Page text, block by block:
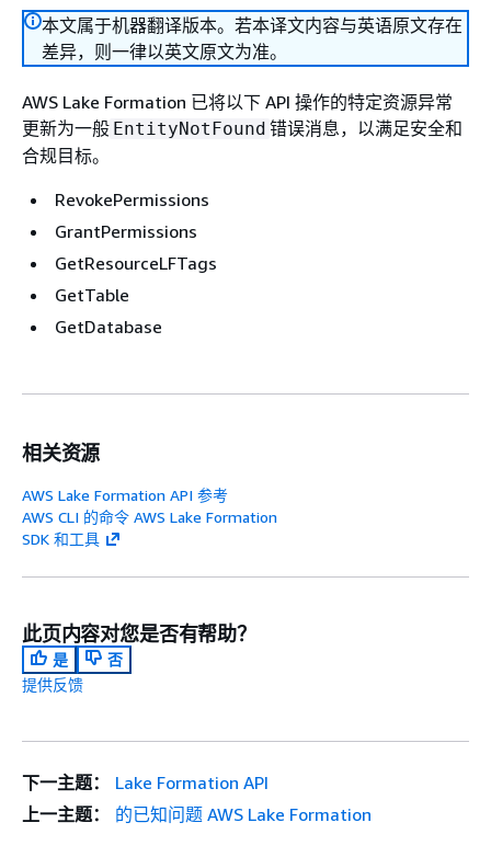
本文属于机器翻译版本。若本译文内容与英语原文存在
差异，则一律以英文原文为准。
AWS Lake Formation 已将以下 API 操作的特定资源异常
更新为一般 EntityNotFound 错误消息，以满足安全和
合规目标。
RevokePermissions
GrantPermissions
GetResourceLFTags
GetTable
GetDatabase
相关资源
AWS Lake Formation API 参考
AWS CLI 的命令 AWS Lake Formation
SDK 和工具
此页内容对您是否有帮助？
是
否
提供反馈
下一主题：
Lake Formation API
上一主题：
的已知问题 AWS Lake Formation